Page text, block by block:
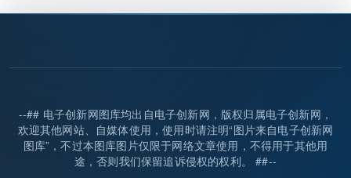
--## 电子创新网图库均出自电子创新网，版权归属电子创新网，
欢迎其他网站、自媒体使用，使用时请注明“图片来自电子创新网
图库”，不过本图库图片仅限于网络文章使用，不得用于其他用
途，否则我们保留追诉侵权的权利。 ##--